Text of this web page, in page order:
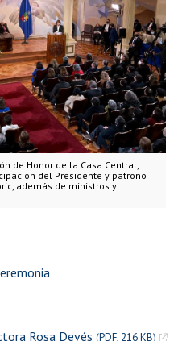
de Honor de la Casa Central,
del Presidente y patrono
además de ministros y
Rosa Devés (PDF, 216 KB)